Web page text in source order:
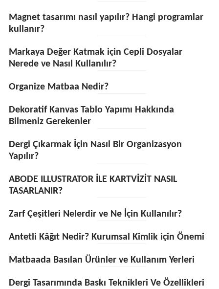
Magnet tasarımı nasıl yapılır? Hangi programlar
kullanır?
Markaya Değer Katmak için Cepli Dosyalar
Nerede ve Nasıl Kullanılır?
Organize Matbaa Nedir?
Dekoratif Kanvas Tablo Yapımı Hakkında
Bilmeniz Gerekenler
Dergi Çıkarmak İçin Nasıl Bir Organizasyon
Yapılır?
ABODE ILLUSTRATOR İLE KARTVİZİT NASIL
TASARLANIR?
Zarf Çeşitleri Nelerdir ve Ne İçin Kullanılır?
Antetli Kâğıt Nedir? Kurumsal Kimlik için Önemi
Matbaada Basılan Ürünler ve Kullanım Yerleri
Dergi Tasarımında Baskı Teknikleri Ve Özellikleri